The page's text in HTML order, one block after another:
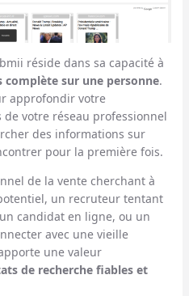
réside dans sa capacité à
sur une personne.
approfondir votre
votre réseau professionnel
des informations sur
pour la première fois.
de la vente cherchant à
un recruteur tentant
candidat en ligne, ou un
avec une vieille
une valeur
de recherche fiables et